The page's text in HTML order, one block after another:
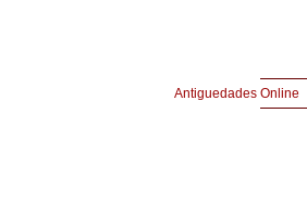
Antiguedades Online